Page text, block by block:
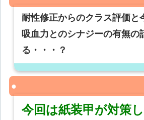
耐性修正からのクラス評価と
吸血力とのシナジーの有無の
る・・・？
今回は紙装甲が対策